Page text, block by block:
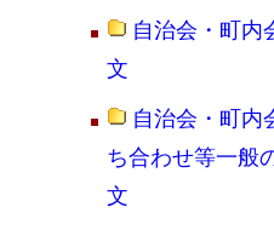
自治会・町内
文
自治会・町内
ち合わせ等一般
文